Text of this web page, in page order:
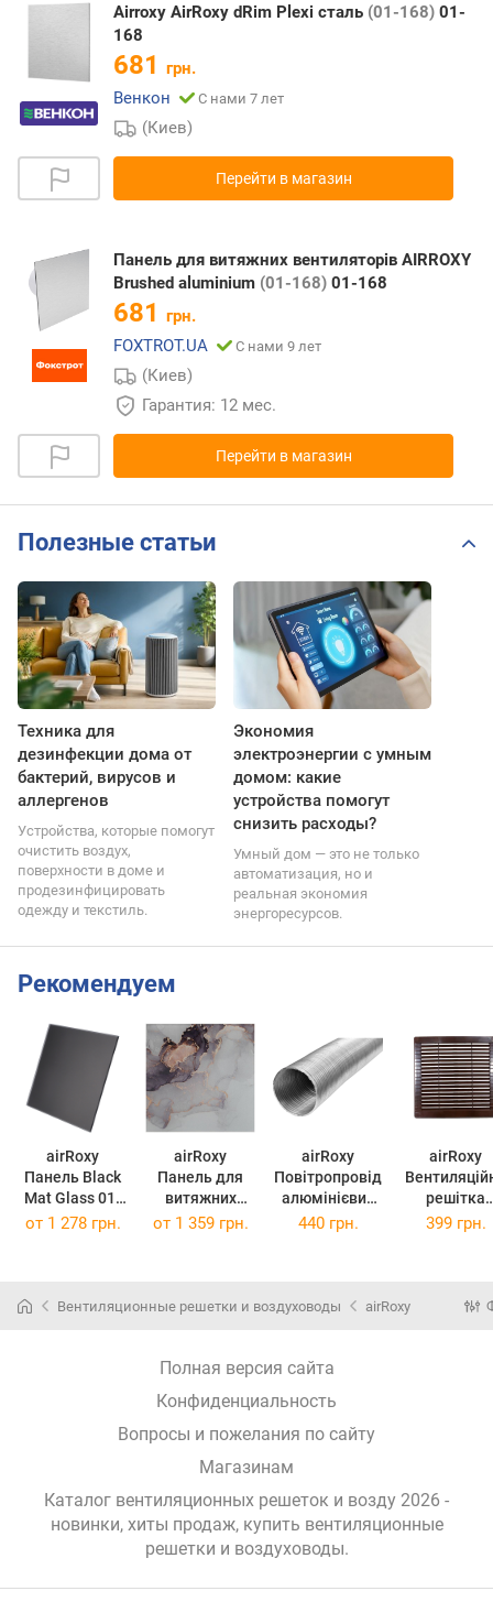
Airroxy AirRoxy dRim Plexi сталь (01-168) 01-
168
681 грн.
Венкон
С нами 7 лет
(Киев)
Перейти в магазин
Панель для витяжних вентиляторів AIRROXY
Brushed aluminium (01-168) 01-168
681 грн.
FOXTROT.UA
С нами 9 лет
(Киев)
Гарантия: 12 мес.
Перейти в магазин
Полезные статьи
Техника для
дезинфекции дома от
бактерий, вирусов и
аллергенов
Устройства, которые помогут
очистить воздух,
поверхности в доме и
продезинфицировать
одежду и текстиль.
Экономия
электроэнергии с умным
домом: какие
устройства помогут
снизить расходы?
Умный дом — это не только
автоматизация, но и
реальная экономия
энергоресурсов.
Рекомендуем
airRoxy
Панель Black
Mat Glass 01-
174 (01-174)
airRoxy
Панель для
витяжних
вентиляторів
airRoxy
Повітропровід
алюмінієвий
airRoxy
решітка
350x350
от 1 278 грн. от 1 359 грн. 440 грн. 399 грн.
Вентиляционные решетки и воздуховоды airRoxy
Полная версия сайта
Конфиденциальность
Вопросы и пожелания по сайту
Магазинам
Каталог вентиляционных решеток и возду 2026 -
новинки, хиты продаж, купить вентиляционные
решетки и воздуховоды.